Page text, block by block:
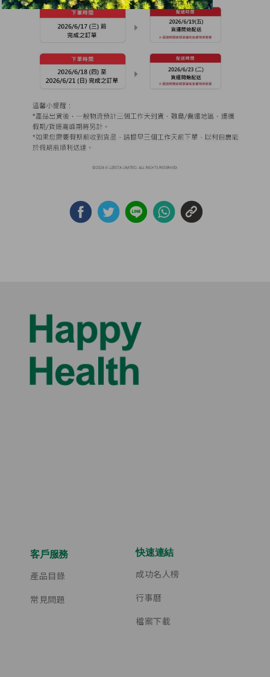
客戶服務
產品目錄
常見問題
快速連結
成功名人榜
行事曆
檔案下載